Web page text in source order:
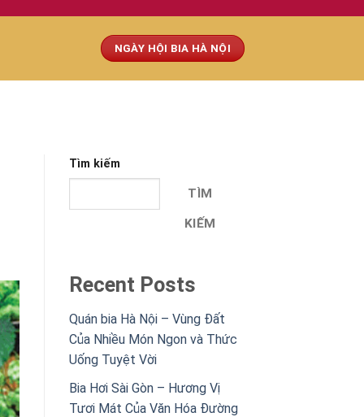
NGÀY HỘI BIA HÀ NỘI
Tìm kiếm
TÌM
KIẾM
Recent Posts
Quán bia Hà Nội – Vùng Đất
Của Nhiều Món Ngon và Thức
Uống Tuyệt Vời
Bia Hơi Sài Gòn – Hương Vị
Tươi Mát Của Văn Hóa Đường